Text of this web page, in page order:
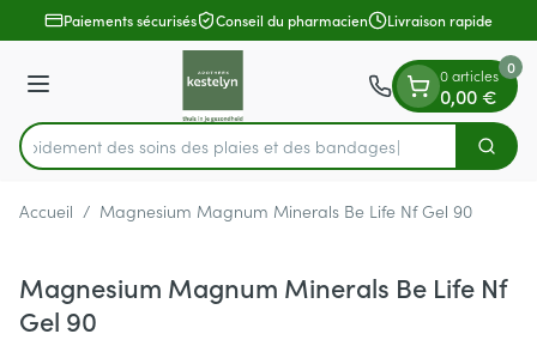
Aller au contenu
1 de 1
Paiements sécurisés Conseil du pharmacien Livraison rapide
Menu
Rechercher
rapidement des soins des plaies et des bandages
0 articles
0,00 €
0
Accueil / Magnesium Magnum Minerals Be Life Nf Gel 90
Magnesium Magnum Minerals Be Life Nf
Gel 90